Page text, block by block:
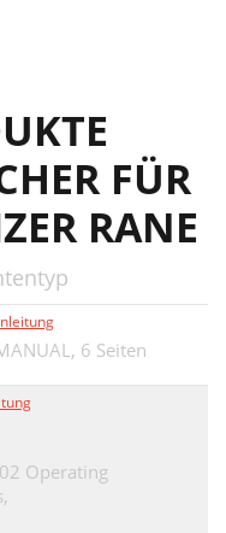
FÜR
RANE
6 Seiten
Operating